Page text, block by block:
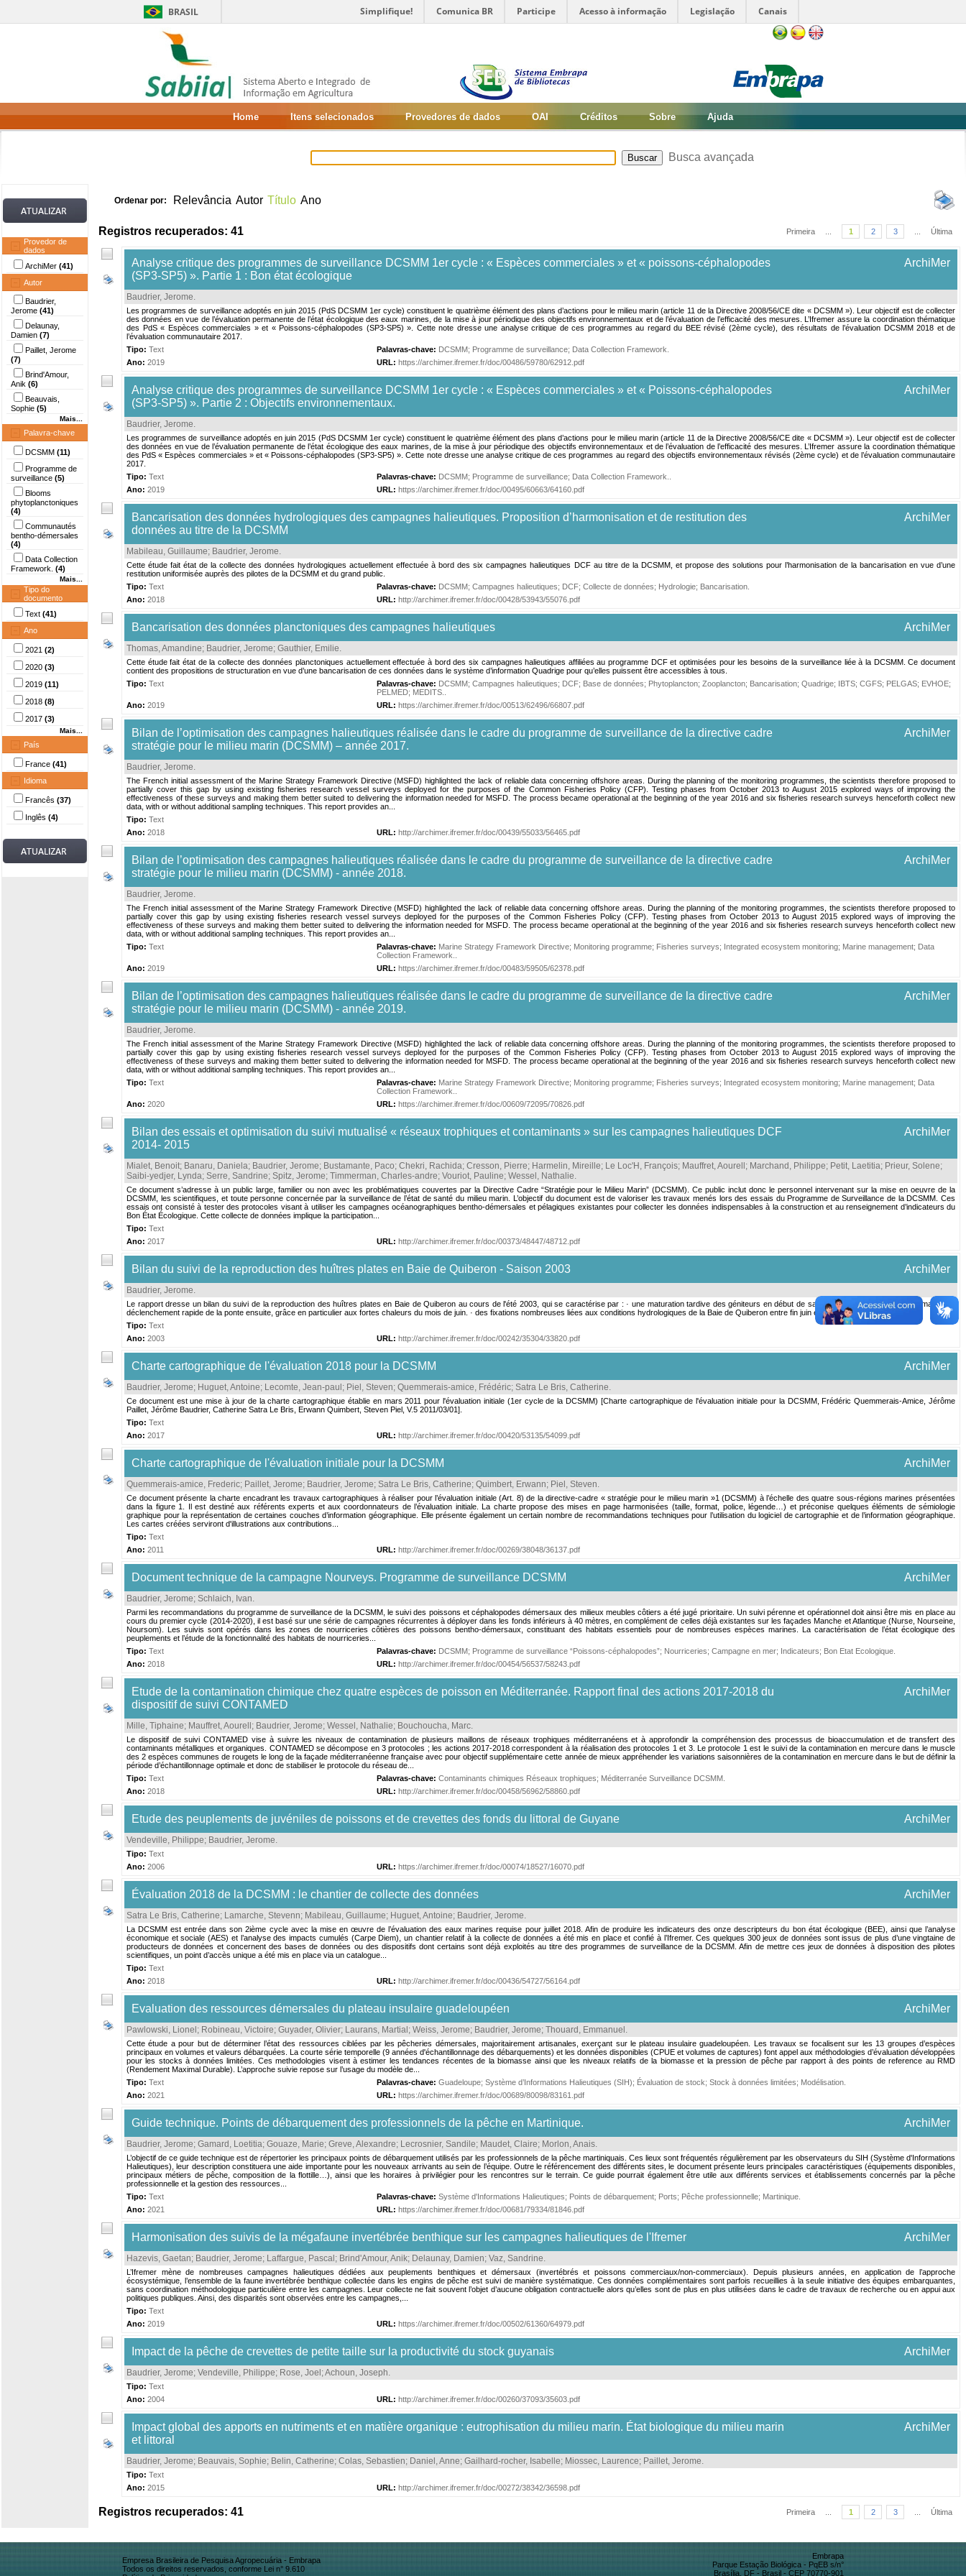
BRASIL Simplifique! Comunica BR Participe Acesso à informação Legislação Canais
Home Itens selecionados Provedores de dados OAI Créditos Sobre Ajuda
Busca avançada
Provedor de
dados
ArchiMer (41)
Autor
Baudrier,
Jerome (41)
Delaunay,
Damien (7)
Paillet, Jerome
(7)
Brind'Amour,
Anik (6)
Beauvais,
Sophie (5)
Mais...
Palavra-chave
DCSMM (11)
Programme de
surveillance (5)
Blooms
phytoplanctoniques
(4)
Communautés
bentho-démersales
(4)
Data Collection
Framework. (4)
Mais...
Tipo do
documento
Text (41)
Ano
2021 (2)
2020 (3)
2019 (11)
2018 (8)
2017 (3)
Mais...
País
France (41)
Idioma
Francês (37)
Inglês (4)
Ordenar por: Relevância Autor Título Ano
Registros recuperados: 41 Primeira 1 2 3 Última
Analyse critique des programmes de surveillance DCSMM 1er cycle : « Espèces commerciales » et « poissons-céphalopodes
(SP3-SP5) ». Partie 1 : Bon état écologique
ArchiMer
Baudrier, Jerome.
Les programmes de surveillance adoptés en juin 2015 (PdS DCSMM 1er cycle) constituent le quatrième élément des plans d’actions pour le milieu marin (article 11 de la Directive 2008/56/CE dite « DCSMM »). Leur objectif est de collecter
des données en vue de l’évaluation permanente de l’état écologique des eaux marines, de la mise à jour périodique des objectifs environnementaux et de l’évaluation de l’efficacité des mesures. L’Ifremer assure la coordination thématique
des PdS « Espèces commerciales » et « Poissons-céphalopodes (SP3-SP5) ». Cette note dresse une analyse critique de ces programmes au regard du BEE révisé (2ème cycle), des résultats de l’évaluation DCSMM 2018 et de
l’évaluation communautaire 2017.
Tipo: Text Palavras-chave: DCSMM; Programme de surveillance; Data Collection Framework
Ano: 2019 URL: https://archimer.ifremer.fr/doc/00486/59780/62912.pdf
Analyse critique des programmes de surveillance DCSMM 1er cycle : « Espèces commerciales » et « Poissons-céphalopodes
(SP3-SP5) ». Partie 2 : Objectifs environnementaux.
ArchiMer
Baudrier, Jerome.
Les programmes de surveillance adoptés en juin 2015 (PdS DCSMM 1er cycle) constituent le quatrième élément des plans d’actions pour le milieu marin (article 11 de la Directive 2008/56/CE dite « DCSMM »). Leur objectif est de collecter
des données en vue de l’évaluation permanente de l’état écologique des eaux marines, de la mise à jour périodique des objectifs environnementaux et de l’évaluation de l’efficacité des mesures. L’Ifremer assure la coordination thématique
des PdS « Espèces commerciales » et « Poissons-céphalopodes (SP3-SP5) ». Cette note dresse une analyse critique de ces programmes au regard des objectifs environnementaux révisés (2ème cycle) et de l’évaluation communautaire
2017.
Tipo: Text Palavras-chave: DCSMM; Programme de surveillance; Data Collection Framework.
Ano: 2019 URL: https://archimer.ifremer.fr/doc/00495/60663/64160.pdf
Bancarisation des données hydrologiques des campagnes halieutiques. Proposition d’harmonisation et de restitution des
données au titre de la DCSMM
ArchiMer
Mabileau, Guillaume; Baudrier, Jerome.
Cette étude fait état de la collecte des données hydrologiques actuellement effectuée à bord des six campagnes halieutiques DCF au titre de la DCSMM, et propose des solutions pour l’harmonisation de la bancarisation en vue d’une
restitution uniformisée auprès des pilotes de la DCSMM et du grand public.
Tipo: Text Palavras-chave: DCSMM; Campagnes halieutiques; DCF; Collecte de données; Hydrologie; Bancarisation
Ano: 2018 URL: http://archimer.ifremer.fr/doc/00428/53943/55076.pdf
Bancarisation des données planctoniques des campagnes halieutiques ArchiMer
Thomas, Amandine; Baudrier, Jerome; Gauthier, Emilie.
Cette étude fait état de la collecte des données planctoniques actuellement effectuée à bord des six campagnes halieutiques affiliées au programme DCF et optimisées pour les besoins de la surveillance liée à la DCSMM. Ce document
contient des propositions de structuration en vue d’une bancarisation de ces données dans le système d’information Quadrige pour qu’elles puissent être accessibles à tous.
Tipo: Text Palavras-chave: DCSMM; Campagnes halieutiques; DCF; Base de données; Phytoplancton; Zooplancton; Bancarisation; Quadrige; IBTS; CGFS; PELGAS; EVHOE;
PELMED; MEDITS.
Ano: 2019 URL: https://archimer.ifremer.fr/doc/00513/62496/66807.pdf
Bilan de l’optimisation des campagnes halieutiques réalisée dans le cadre du programme de surveillance de la directive cadre
stratégie pour le milieu marin (DCSMM) – année 2017.
ArchiMer
Baudrier, Jerome.
The French initial assessment of the Marine Strategy Framework Directive (MSFD) highlighted the lack of reliable data concerning offshore areas. During the planning of the monitoring programmes, the scientists therefore proposed to
partially cover this gap by using existing fisheries research vessel surveys deployed for the purposes of the Common Fisheries Policy (CFP). Testing phases from October 2013 to August 2015 explored ways of improving the
effectiveness of these surveys and making them better suited to delivering the information needed for MSFD. The process became operational at the beginning of the year 2016 and six fisheries research surveys henceforth collect new
data, with or without additional sampling techniques. This report provides an...
Tipo: Text
Ano: 2018 URL: http://archimer.ifremer.fr/doc/00439/55033/56465.pdf
Bilan de l’optimisation des campagnes halieutiques réalisée dans le cadre du programme de surveillance de la directive cadre
stratégie pour le milieu marin (DCSMM) - année 2018.
ArchiMer
Baudrier, Jerome.
The French initial assessment of the Marine Strategy Framework Directive (MSFD) highlighted the lack of reliable data concerning offshore areas. During the planning of the monitoring programmes, the scientists therefore proposed to
partially cover this gap by using existing fisheries research vessel surveys deployed for the purposes of the Common Fisheries Policy (CFP). Testing phases from October 2013 to August 2015 explored ways of improving the
effectiveness of these surveys and making them better suited to delivering the information needed for MSFD. The process became operational at the beginning of the year 2016 and six fisheries research surveys henceforth collect new
data, with or without additional sampling techniques. This report provides an...
Tipo: Text Palavras-chave: Marine Strategy Framework Directive; Monitoring programme; Fisheries surveys; Integrated ecosystem monitoring; Marine management; Data
Collection Framework.
Ano: 2019 URL: https://archimer.ifremer.fr/doc/00483/59505/62378.pdf
Bilan de l’optimisation des campagnes halieutiques réalisée dans le cadre du programme de surveillance de la directive cadre
stratégie pour le milieu marin (DCSMM) - année 2019.
ArchiMer
Baudrier, Jerome.
The French initial assessment of the Marine Strategy Framework Directive (MSFD) highlighted the lack of reliable data concerning offshore areas. During the planning of the monitoring programmes, the scientists therefore proposed to
partially cover this gap by using existing fisheries research vessel surveys deployed for the purposes of the Common Fisheries Policy (CFP). Testing phases from October 2013 to August 2015 explored ways of improving the
effectiveness of these surveys and making them better suited to delivering the information needed for MSFD. The process became operational at the beginning of the year 2016 and six fisheries research surveys henceforth collect new
data, with or without additional sampling techniques. This report provides an...
Tipo: Text Palavras-chave: Marine Strategy Framework Directive; Monitoring programme; Fisheries surveys; Integrated ecosystem monitoring; Marine management; Data
Collection Framework.
Ano: 2020 URL: https://archimer.ifremer.fr/doc/00609/72095/70826.pdf
Bilan des essais et optimisation du suivi mutualisé « réseaux trophiques et contaminants » sur les campagnes halieutiques DCF
2014- 2015
ArchiMer
Mialet, Benoit; Banaru, Daniela; Baudrier, Jerome; Bustamante, Paco; Chekri, Rachida; Cresson, Pierre; Harmelin, Mireille; Le Loc'H, François; Mauffret, Aourell ; Marchand, Philippe; Petit, Laetitia; Prieur, Solene;
Saibi-yedjer, Lynda; Serre, Sandrine; Spitz, Jerome; Timmerman, Charles-andre; Vouriot, Pauline; Wessel, Nathalie.
Ce document s’adresse à un public large, familier ou non avec les problématiques couvertes par la Directive Cadre “Stratégie pour le Milieu Marin” (DCSMM). Ce public inclut donc le personnel intervenant sur la mise en oeuvre de la
DCSMM, les scientifiques, et toute personne concernée par la surveillance de l’état de santé du milieu marin. L’objectif du document est de valoriser les travaux menés lors des essais du Programme de Surveillance de la DCSMM. Ces
essais ont consisté à tester des protocoles visant à utiliser les campagnes océanographiques bentho-démersales et pélagiques existantes pour collecter les données indispensables à la construction et au renseignement d’indicateurs du
Bon État Écologique. Cette collecte de données implique la participation...
Tipo: Text
Ano: 2017 URL: http://archimer.ifremer.fr/doc/00373/48447/48712.pdf
Bilan du suivi de la reproduction des huîtres plates en Baie de Quiberon - Saison 2003 ArchiMer
Baudrier, Jerome.
Le rapport dresse un bilan du suivi de la reproduction des huîtres plates en Baie de Quiberon au cours de l'été 2003, qui se caractérise par : · une maturation tardive des géniteurs en début de saison (températures faibles en mai). · un
déclenchement rapide de la ponte ensuite, grâce en particulier aux fortes chaleurs du mois de juin. · des fixations nombreuses liées aux conditions hydrologiques de la Baie de Quiberon entre fin juin et début septembre.
Tipo: Text
Ano: 2003 URL: http://archimer.ifremer.fr/doc/00242/35304/33820.pdf
Charte cartographique de l'évaluation 2018 pour la DCSMM ArchiMer
Baudrier, Jerome; Huguet, Antoine; Lecomte, Jean-paul ; Piel, Steven; Quemmerais-amice, Frédéric; Satra Le Bris, Catherine.
Ce document est une mise à jour de la charte cartographique établie en mars 2011 pour l'évaluation initiale (1er cycle de la DCSMM) [Charte cartographique de l'évaluation initiale pour la DCSMM, Frédéric Quemmerais-Amice, Jérôme
Paillet, Jérôme Baudrier, Catherine Satra Le Bris, Erwann Quimbert, Steven Piel, V.5 2011/03/01].
Tipo: Text
Ano: 2017 URL: http://archimer.ifremer.fr/doc/00420/53135/54099.pdf
Charte cartographique de l'évaluation initiale pour la DCSMM ArchiMer
Quemmerais-amice, Frederic; Paillet, Jerome; Baudrier, Jerome; Satra Le Bris, Catherine; Quimbert, Erwann; Piel, Steven.
Ce document présente la charte encadrant les travaux cartographiques à réaliser pour l’évaluation initiale (Art. 8) de la directive-cadre « stratégie pour le milieu marin »1 (DCSMM) à l’échelle des quatre sous-régions marines présentées
dans la figure 1. Il est destiné aux référents experts et aux coordonnateurs de l’évaluation initiale. La charte propose des mises en page harmonisées (taille, format, police, légende…) et préconise quelques éléments de sémiologie
graphique pour la représentation de certaines couches d’information géographique. Elle présente également un certain nombre de recommandations techniques pour l’utilisation du logiciel de cartographie et de l’information géographique.
Les cartes créées serviront d'illustrations aux contributions...
Tipo: Text
Ano: 2011 URL: http://archimer.ifremer.fr/doc/00269/38048/36137.pdf
Document technique de la campagne Nourveys. Programme de surveillance DCSMM ArchiMer
Baudrier, Jerome; Schlaich, Ivan.
Parmi les recommandations du programme de surveillance de la DCSMM, le suivi des poissons et céphalopodes démersaux des milieux meubles côtiers a été jugé prioritaire. Un suivi pérenne et opérationnel doit ainsi être mis en place au
cours du premier cycle (2014-2020), il est basé sur une série de campagnes récurrentes à déployer dans les fonds inférieurs à 40 mètres, en complément de celles déjà existantes sur les façades Manche et Atlantique (Nurse, Nourseine,
Noursom). Les suivis sont opérés dans les zones de nourriceries côtières des poissons bentho-démersaux, constituant des habitats essentiels pour de nombreuses espèces marines. La caractérisation de l’état écologique des
peuplements et l’étude de la fonctionnalité des habitats de nourriceries...
Tipo: Text Palavras-chave: DCSMM; Programme de surveillance “Poissons-céphalopodes”; Nourriceries; Campagne en mer; Indicateurs; Bon Etat Ecologique
Ano: 2018 URL: http://archimer.ifremer.fr/doc/00454/56537/58243.pdf
Etude de la contamination chimique chez quatre espèces de poisson en Méditerranée. Rapport final des actions 2017-2018 du
dispositif de suivi CONTAMED
ArchiMer
Mille, Tiphaine; Mauffret, Aourell ; Baudrier, Jerome; Wessel, Nathalie; Bouchoucha, Marc.
Le dispositif de suivi CONTAMED vise à suivre les niveaux de contamination de plusieurs maillons de réseaux trophiques méditerranéens et à approfondir la compréhension des processus de bioaccumulation et de transfert des
contaminants métalliques et organiques. CONTAMED se décompose en 3 protocoles ; les actions 2017-2018 correspondent à la réalisation des protocoles 1 et 3. Le protocole 1 est le suivi de la contamination en mercure dans le muscle
des 2 espèces communes de rougets le long de la façade méditerranéenne française avec pour objectif supplémentaire cette année de mieux appréhender les variations saisonnières de la contamination en mercure dans le but de définir la
période d’échantillonnage optimale et donc de stabiliser le protocole du réseau de...
Tipo: Text Palavras-chave: Contaminants chimiques Réseaux trophiques; Méditerranée Surveillance DCSMM
Ano: 2018 URL: http://archimer.ifremer.fr/doc/00458/56962/58860.pdf
Etude des peuplements de juvéniles de poissons et de crevettes des fonds du littoral de Guyane ArchiMer
Vendeville, Philippe; Baudrier, Jerome.
Tipo: Text
Ano: 2006 URL: https://archimer.ifremer.fr/doc/00074/18527/16070.pdf
Évaluation 2018 de la DCSMM : le chantier de collecte des données ArchiMer
Satra Le Bris, Catherine; Lamarche, Stevenn; Mabileau, Guillaume; Huguet, Antoine; Baudrier, Jerome.
La DCSMM est entrée dans son 2ième cycle avec la mise en œuvre de l’évaluation des eaux marines requise pour juillet 2018. Afin de produire les indicateurs des onze descripteurs du bon état écologique (BEE), ainsi que l’analyse
économique et sociale (AES) et l’analyse des impacts cumulés (Carpe Diem), un chantier relatif à la collecte de données a été mis en place et confié à l’Ifremer. Ces quelques 300 jeux de données sont issus de plus d’une vingtaine de
producteurs de données et concernent des bases de données ou des dispositifs dont certains sont déjà exploités au titre des programmes de surveillance de la DCSMM. Afin de mettre ces jeux de données à disposition des pilotes
scientifiques, un point d’accès unique a été mis en place via un catalogue...
Tipo: Text
Ano: 2018 URL: http://archimer.ifremer.fr/doc/00436/54727/56164.pdf
Evaluation des ressources démersales du plateau insulaire guadeloupéen ArchiMer
Pawlowski, Lionel ; Robineau, Victoire; Guyader, Olivier; Laurans, Martial ; Weiss, Jerome; Baudrier, Jerome; Thouard, Emmanuel .
Cette étude a pour but de déterminer l’état des ressources ciblées par les pêcheries démersales, majoritairement artisanales, exerçant sur le plateau insulaire guadeloupéen. Les travaux se focalisent sur les 13 groupes d’espèces
principaux en volumes et valeurs débarquées. La courte série temporelle (9 années d'échantillonnage des débarquements) et les données disponibles (CPUE et volumes de captures) font appel aux méthodologies d’évaluation développées
pour les stocks à données limitées. Ces methodologies visent à estimer les tendances récentes de la biomasse ainsi que les niveaux relatifs de la biomasse et la pression de pêche par rapport à des points de reference au RMD
(Rendement Maximal Durable). L’approche suivie repose sur l’usage du modèle de...
Tipo: Text Palavras-chave: Guadeloupe; Système d’Informations Halieutiques (SIH); Évaluation de stock; Stock à données limitées; Modélisation
Ano: 2021 URL: https://archimer.ifremer.fr/doc/00689/80098/83161.pdf
Guide technique. Points de débarquement des professionnels de la pêche en Martinique. ArchiMer
Baudrier, Jerome; Gamard, Loetitia; Gouaze, Marie; Greve, Alexandre; Lecrosnier, Sandile; Maudet, Claire; Morlon, Anais.
L’objectif de ce guide technique est de répertorier les principaux points de débarquement utilisés par les professionnels de la pêche martiniquais. Ces lieux sont fréquentés régulièrement par les observateurs du SIH (Système d'Informations
Halieutiques), leur description constituera une aide importante pour les nouveaux arrivants au sein de l’équipe. Outre le référencement des différents sites, le document présente leurs principales caractéristiques (équipements disponibles,
principaux métiers de pêche, composition de la flottille…), ainsi que les horaires à privilégier pour les rencontres sur le terrain. Ce guide pourrait également être utile aux différents services et établissements concernés par la pêche
professionnelle et la gestion des ressources...
Tipo: Text Palavras-chave: Système d'Informations Halieutiques; Points de débarquement; Ports; Pêche professionnelle; Martinique
Ano: 2021 URL: https://archimer.ifremer.fr/doc/00681/79334/81846.pdf
Harmonisation des suivis de la mégafaune invertébrée benthique sur les campagnes halieutiques de l'Ifremer ArchiMer
Hazevis, Gaetan; Baudrier, Jerome; Laffargue, Pascal ; Brind'Amour, Anik; Delaunay, Damien; Vaz, Sandrine.
L’Ifremer mène de nombreuses campagnes halieutiques dédiées aux peuplements benthiques et démersaux (invertébrés et poissons commerciaux/non-commerciaux). Depuis plusieurs années, en application de l’approche
écosystémique, l’ensemble de la faune invertébrée benthique collectée dans les engins de pêche est suivi de manière systématique. Ces données complémentaires sont parfois recueillies à la seule initiative des équipes embarquantes,
sans coordination méthodologique particulière entre les campagnes. Leur collecte ne fait souvent l’objet d’aucune obligation contractuelle alors qu’elles sont de plus en plus utilisées dans le cadre de travaux de recherche ou en appui aux
politiques publiques. Ainsi, des disparités sont observées entre les campagnes,...
Tipo: Text
Ano: 2019 URL: https://archimer.ifremer.fr/doc/00502/61360/64979.pdf
Impact de la pêche de crevettes de petite taille sur la productivité du stock guyanais ArchiMer
Baudrier, Jerome; Vendeville, Philippe; Rose, Joel ;Achoun, Joseph.
Tipo: Text
Ano: 2004 URL: http://archimer.ifremer.fr/doc/00260/37093/35603.pdf
Impact global des apports en nutriments et en matière organique : eutrophisation du milieu marin. État biologique du milieu marin
et littoral
ArchiMer
Baudrier, Jerome; Beauvais, Sophie; Belin, Catherine; Colas, Sebastien; Daniel, Anne; Gailhard-rocher, Isabelle; Miossec, Laurence; Paillet, Jerome.
Tipo: Text
Ano: 2015 URL: http://archimer.ifremer.fr/doc/00272/38342/36598.pdf
Registros recuperados: 41 Primeira 1 2 3 Última
Empresa Brasileira de Pesquisa Agropecuária - Embrapa
Todos os direitos reservados, conforme Lei n° 9.610
Embrapa
Parque Estação Biológica - PqEB s/n°
Brasília, DF - Brasil - CEP 70770-901